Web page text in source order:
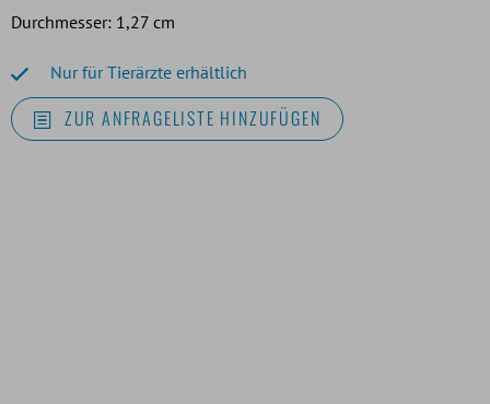
Durchmesser: 1,27 cm
Nur für Tierärzte erhältlich
ZUR ANFRAGELISTE HINZUFÜGEN